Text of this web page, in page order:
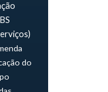
do